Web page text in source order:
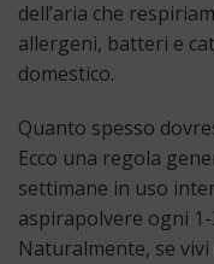
dell’aria che
allergeni, batteri e
domestico.
Quanto spesso
Ecco una regola
settimane in uso
aspirapolvere ogni
Naturalmente, se